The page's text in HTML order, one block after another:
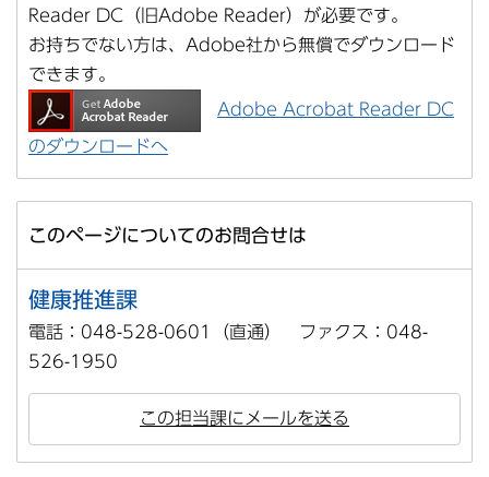
Reader DC（旧Adobe Reader）が必要です。
お持ちでない方は、Adobe社から無償でダウンロード
できます。
Adobe Acrobat Reader DC
のダウンロードへ
このページについてのお問合せは
健康推進課
電話：048-528-0601（直通） ファクス：048-
526-1950
この担当課にメールを送る